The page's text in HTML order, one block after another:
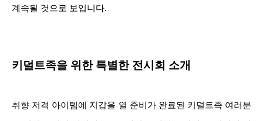
계속될 것으로 보입니다.
키덜트족을 위한 특별한 전시회 소개
취향 저격 아이템에 지갑을 열 준비가 완료된 키덜트족 여러분